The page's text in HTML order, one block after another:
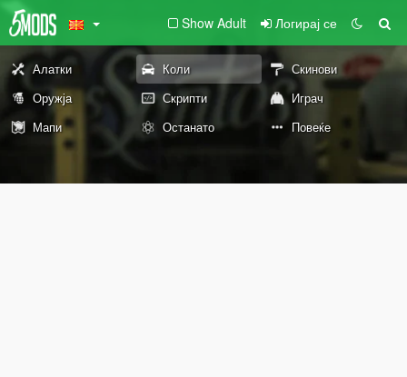
Show Adult Логирај се
Алатки Коли
Скинови
Оружја
Скрипти
Играч
Мапи
Останато Повеќе